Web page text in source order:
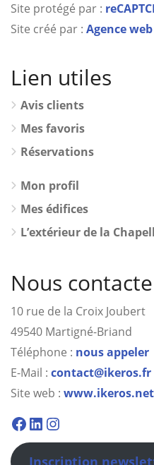
Site protégé par :
Site créé par : Agence
Lien utiles
Avis clients
Mes favoris
Réservations
Mon profil
Mes édifices
L’extérieur de la
Nous
10 rue de la Croix Joubert
49540 Martigné-Briand
Téléphone : nous appeler
E-Mail : contact@ikeros.fr
Site web : www.ikeros.net
Facebook
Linkedin
Instagram
Inscription